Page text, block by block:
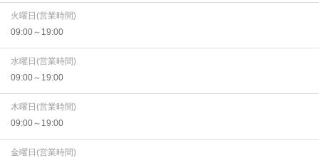
火曜日(営業時間)
09:00～19:00
水曜日(営業時間)
09:00～19:00
木曜日(営業時間)
09:00～19:00
金曜日(営業時間)